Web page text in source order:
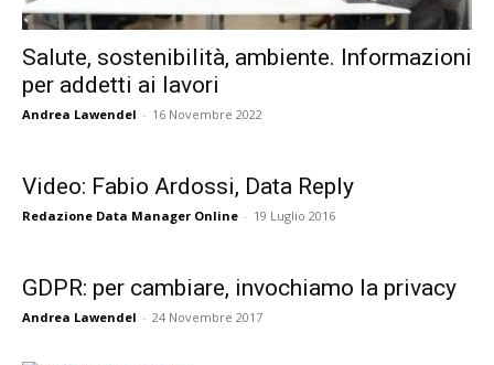
Salute, sostenibilità, ambiente. Informazioni
per addetti ai lavori
Andrea Lawendel - 16 Novembre 2022
Video: Fabio Ardossi, Data Reply
Redazione Data Manager Online - 19 Luglio 2016
GDPR: per cambiare, invochiamo la privacy
Andrea Lawendel - 24 Novembre 2017